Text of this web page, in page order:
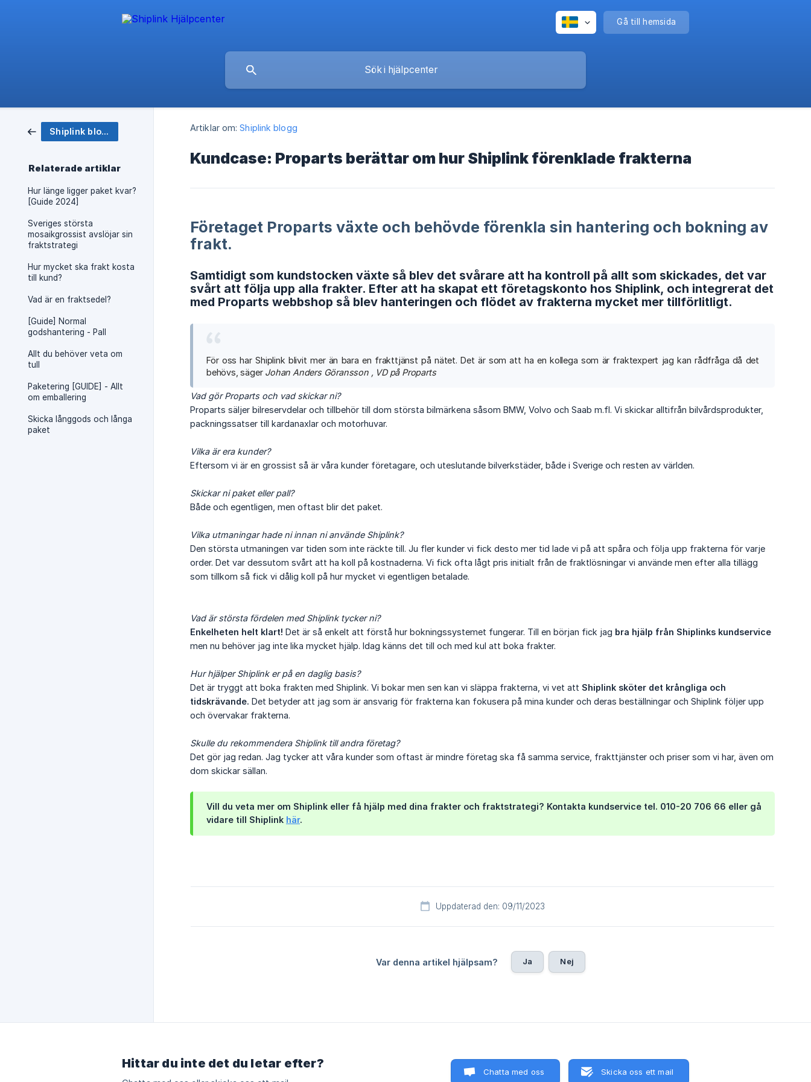
Gå till hemsida
Shiplink blogg
Relaterade artiklar
Hur länge ligger paket kvar?
[Guide 2024]
Sveriges största
mosaikgrossist avslöjar sin
fraktstrategi
Hur mycket ska frakt kosta
till kund?
Vad är en fraktsedel?
[Guide] Normal
godshantering - Pall
Allt du behöver veta om
tull
Paketering [GUIDE] - Allt
om emballering
Skicka långgods och långa
paket
Artiklar om: Shiplink blogg
Kundcase: Proparts berättar om hur Shiplink förenklade frakterna
Företaget Proparts växte och behövde förenkla sin hantering och bokning av
frakt.
Samtidigt som kundstocken växte så blev det svårare att ha kontroll på allt som skickades, det var
svårt att följa upp alla frakter. Efter att ha skapat ett företagskonto hos Shiplink, och integrerat det
med Proparts webbshop så blev hanteringen och flödet av frakterna mycket mer tillförlitligt.
För oss har Shiplink blivit mer än bara en frakttjänst på nätet. Det är som att ha en kollega som är fraktexpert jag kan rådfråga då det
behövs, säger Johan Anders Göransson , VD på Proparts
Vad gör Proparts och vad skickar ni?
Proparts säljer bilreservdelar och tillbehör till dom största bilmärkena såsom BMW, Volvo och Saab m.fl. Vi skickar alltifrån bilvårdsprodukter,
packningssatser till kardanaxlar och motorhuvar.
Vilka är era kunder?
Eftersom vi är en grossist så är våra kunder företagare, och uteslutande bilverkstäder, både i Sverige och resten av världen.
Skickar ni paket eller pall?
Både och egentligen, men oftast blir det paket.
Vilka utmaningar hade ni innan ni använde Shiplink?
Den största utmaningen var tiden som inte räckte till. Ju fler kunder vi fick desto mer tid lade vi på att spåra och följa upp frakterna för varje
order. Det var dessutom svårt att ha koll på kostnaderna. Vi fick ofta lågt pris initialt från de fraktlösningar vi använde men efter alla tillägg
som tillkom så fick vi dålig koll på hur mycket vi egentligen betalade.
Vad är största fördelen med Shiplink tycker ni?
Enkelheten helt klart! Det är så enkelt att förstå hur bokningssystemet fungerar. Till en början fick jag bra hjälp från Shiplinks kundservice
men nu behöver jag inte lika mycket hjälp. Idag känns det till och med kul att boka frakter.
Hur hjälper Shiplink er på en daglig basis?
Det är tryggt att boka frakten med Shiplink. Vi bokar men sen kan vi släppa frakterna, vi vet att Shiplink sköter det krångliga och
tidskrävande. Det betyder att jag som är ansvarig för frakterna kan fokusera på mina kunder och deras beställningar och Shiplink följer upp
och övervakar frakterna.
Skulle du rekommendera Shiplink till andra företag?
Det gör jag redan. Jag tycker att våra kunder som oftast är mindre företag ska få samma service, frakttjänster och priser som vi har, även om
dom skickar sällan.
Vill du veta mer om Shiplink eller få hjälp med dina frakter och fraktstrategi? Kontakta kundservice tel. 010-20 706 66 eller gå
vidare till Shiplink här.
Uppdaterad den: 09/11/2023
Var denna artikel hjälpsam? Ja Nej
Hittar du inte det du letar efter?
Chatta med oss Skicka oss ett mail